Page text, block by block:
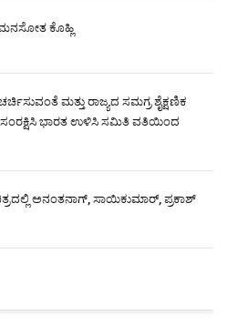
ಕೊಹ್ಲಿ
ಮತ್ತು ರಾಜ್ಯದ ಸಮಗ್ರ ಶೈಕ್ಷಣಿಕ
ಸಂರಕ್ಷಿಸಿ ಭಾರತ ಉಳಿಸಿ ಸಮಿತಿ ವತಿಯಿಂದ
ಅನಂತನಾಗ್, ಸಾಯಿಕುಮಾರ್, ಪ್ರಕಾಶ್